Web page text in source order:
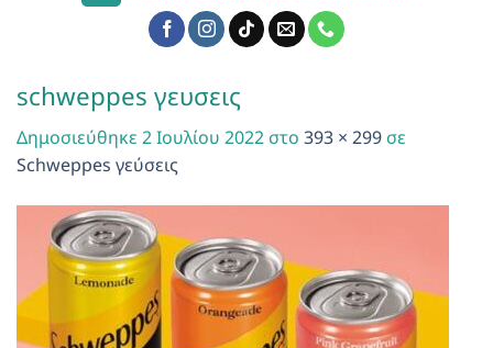
schweppes γευσεις
Δημοσιεύθηκε 2 Ιουλίου 2022 στο 393 × 299 σε
Schweppes γεύσεις